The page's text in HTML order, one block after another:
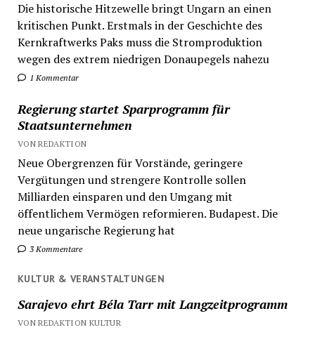
Die historische Hitzewelle bringt Ungarn an einen
kritischen Punkt. Erstmals in der Geschichte des
Kernkraftwerks Paks muss die Stromproduktion
wegen des extrem niedrigen Donaupegels nahezu
1 Kommentar
Regierung startet Sparprogramm für
Staatsunternehmen
VON REDAKTION
Neue Obergrenzen für Vorstände, geringere
Vergütungen und strengere Kontrolle sollen
Milliarden einsparen und den Umgang mit
öffentlichem Vermögen reformieren. Budapest. Die
neue ungarische Regierung hat
3 Kommentare
KULTUR & VERANSTALTUNGEN
Sarajevo ehrt Béla Tarr mit Langzeitprogramm
VON REDAKTION KULTUR